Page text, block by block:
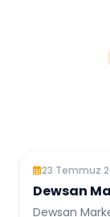
23 Temmuz
Dewsan
Dewsan